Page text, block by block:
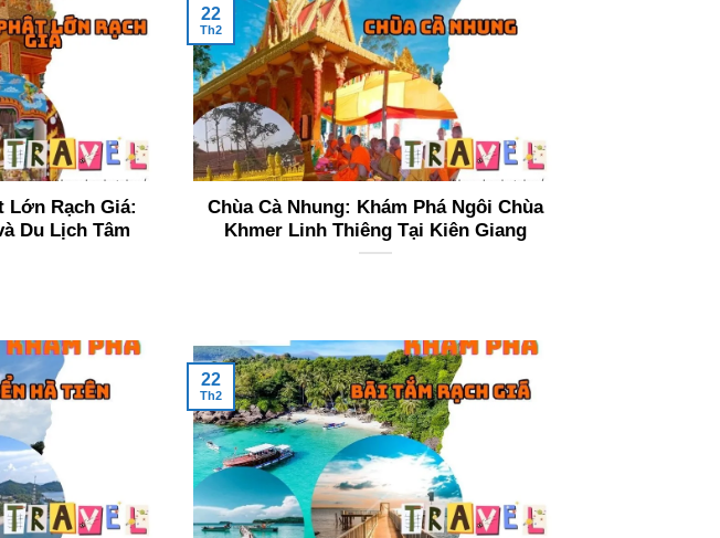
Lớn Rạch Giá:
Du Lịch Tâm
Chùa Cà Nhung: Khám Phá Ngôi Chùa
Khmer Linh Thiêng Tại Kiên Giang
22
Th2
22
Th2